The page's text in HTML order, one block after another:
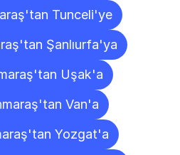
Tunceli'ye
Şanlıurfa'ya
Uşak'a
Van'a
Yozgat'a